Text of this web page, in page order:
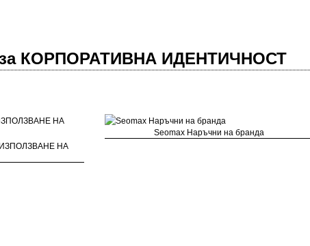
за КОРПОРАТИВНА ИДЕНТИЧНОСТ
ИЗПОЛЗВАНЕ НА
Seomax Наръчни на бранда